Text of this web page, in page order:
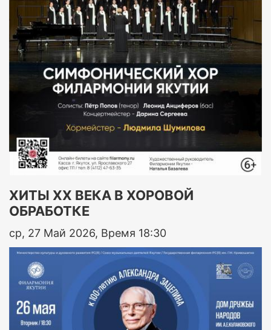
ХИТЫ ХХ ВЕКА В ХОРОВОЙ
ОБРАБОТКЕ
ср, 27 Май 2026, Время 18:30